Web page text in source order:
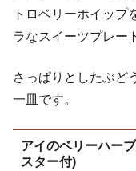
トロベリーホイップ
ラなスイーツプレー
さっぱりとしたぶど
一皿です。
アイのベリーハー
スター付)